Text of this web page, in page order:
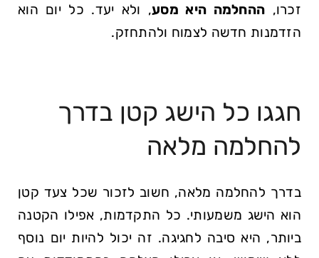
זכרו, ההחלמה היא מסע, ולא יעד. כל יום הוא
הזדמנות חדשה לצמוח ולהתחזק.
חגגו ‌כל הישג קטן ​בדרך
⁤להחלמה ⁣מלאה
בדרך להחלמה מלאה, ‌חשוב לזכור שכל צעד ​קטן
הוא הישג משמעותי. כל התקדמות, אפילו ⁣הקטנה
ביותר, היא סיבה לחגיגה. זה יכול להיות יום⁣ נוסף